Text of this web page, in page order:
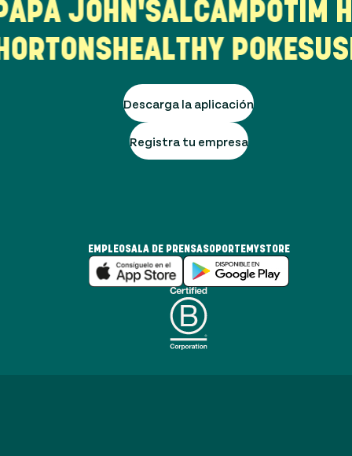
PAPA JOHN'S ALCAMPO
HEALTHY POKE
Descarga la aplicación
Registra tu empresa
EMPLEOSALA DE PRENSA SOPORTEMYSTORE